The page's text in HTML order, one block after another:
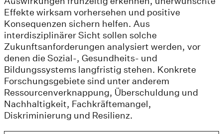
Effekte wirksam vorhersehen und positive
Konsequenzen sichern helfen. Aus
interdisziplinärer Sicht sollen solche
Zukunftsanforderungen analysiert werden, vor
denen die Sozial-, Gesundheits- und
Bildungssystems langfristig stehen. Konkrete
Forschungsgebiete sind unter anderem
Ressourcenverknappung, Überschuldung und
Nachhaltigkeit, Fachkräftemangel,
Diskriminierung und Resilienz.